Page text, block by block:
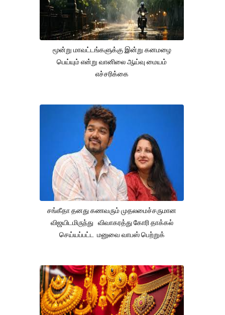
மூன்று மாவட்டங்களுக்கு இன்று கனமழை
பெய்யும் என்று வானிலை ஆய்வு மையம்
எச்சரிக்கை
சங்கீதா தனது கணவரும் முதலமைச்சருமான
விஜயிடமிருந்து விவாகரத்து கோரி தாக்கல்
செய்யப்பட்ட மனுவை வாபஸ் பெற்றுக்